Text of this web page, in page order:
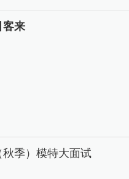
客来
秋季）模特大面试